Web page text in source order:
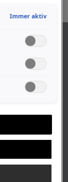
Immer aktiv